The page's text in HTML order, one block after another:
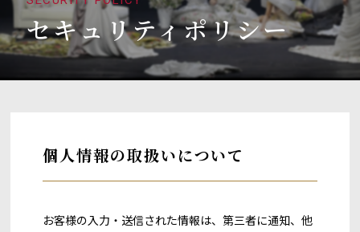
セキュリティポリシー
個人情報の取扱いについて
お客様の入力・送信された情報は、第三者に通知、他